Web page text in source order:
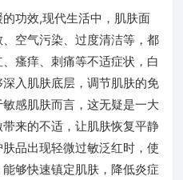
功效,现代生活中，肌肤面
空气污染、过度清洁等，都
瘙痒、刺痛等不适症状，白
入肌肤底层，调节肌肤的免
感肌肤而言，这无疑是一大
来的不适，让肌肤恢复平静
品出现轻微过敏泛红时，使
够快速镇定肌肤，降低炎症